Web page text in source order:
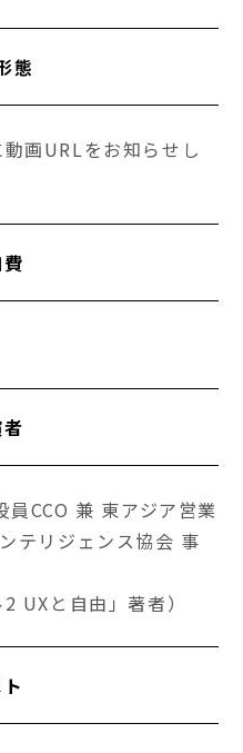
態
画URLをお知らせし
CCO 兼 東アジア営業
テリジェンス協会 事
UXと自由」著者）